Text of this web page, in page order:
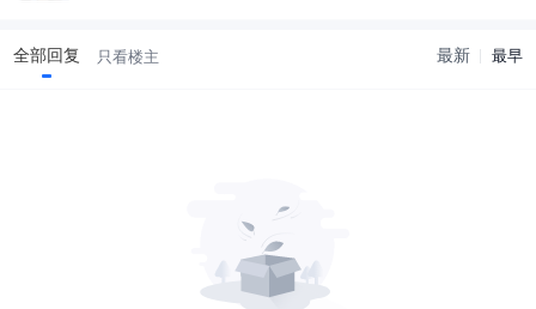
全部回复 只看楼主 最新 最早